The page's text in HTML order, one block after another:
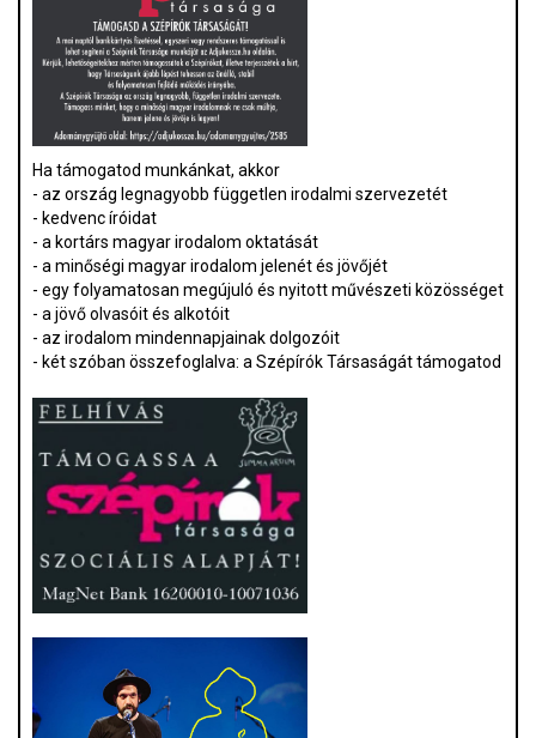
Ha támogatod munkánkat, akkor
- az ország legnagyobb független irodalmi szervezetét
- kedvenc íróidat
- a kortárs magyar irodalom oktatását
- a minőségi magyar irodalom jelenét és jövőjét
- egy folyamatosan megújuló és nyitott művészeti közösséget
- a jövő olvasóit és alkotóit
- az irodalom mindennapjainak dolgozóit
- két szóban összefoglalva: a Szépírók Társaságát támogatod